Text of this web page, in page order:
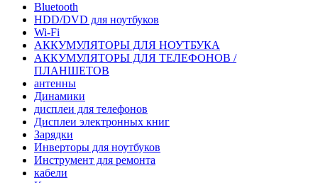
Bluetooth
HDD/DVD для ноутбуков
Wi-Fi
АККУМУЛЯТОРЫ ДЛЯ НОУТБУКА
АККУМУЛЯТОРЫ ДЛЯ ТЕЛЕФОНОВ /
ПЛАНШЕТОВ
антенны
Динамики
дисплеи для телефонов
Дисплеи электронных книг
Зарядки
Инверторы для ноутбуков
Инструмент для ремонта
кабели